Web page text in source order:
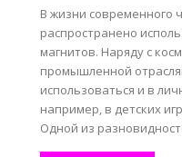
В жизни современного
распространено
магнитов. Наряду с
промышленной
использоваться и в
например, в детских
Одной из